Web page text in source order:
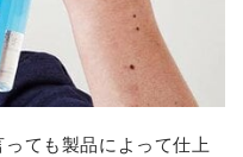
ても製品によって仕上